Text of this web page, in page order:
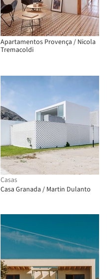
Apartamentos Provença / Nicola
Tremacoldi
Casas
Casa Granada / Martin Dulanto